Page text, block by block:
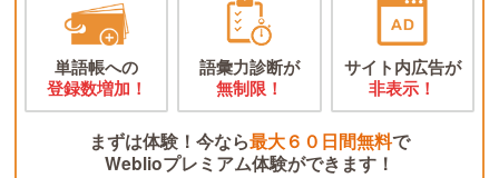
単語帳への
登録数増加！
語彙力診断が
無制限！
サイト内広告が
非表示！
まずは体験！今なら最大６０日間無料で
Weblioプレミアム体験ができます！